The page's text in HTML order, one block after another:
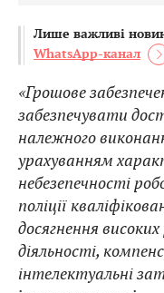
Лише важливі
WhatsApp-канал
«Грошове
забезпечувати
належного
урахуванням
небезепечності
поліції
досягнення
діяльності,
інтелектуальні